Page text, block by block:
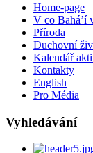
Home-page
V co Bahá’í
Příroda
Duchovní
Kalendář
Kontakty
English
Pro Média
Vyhledávání